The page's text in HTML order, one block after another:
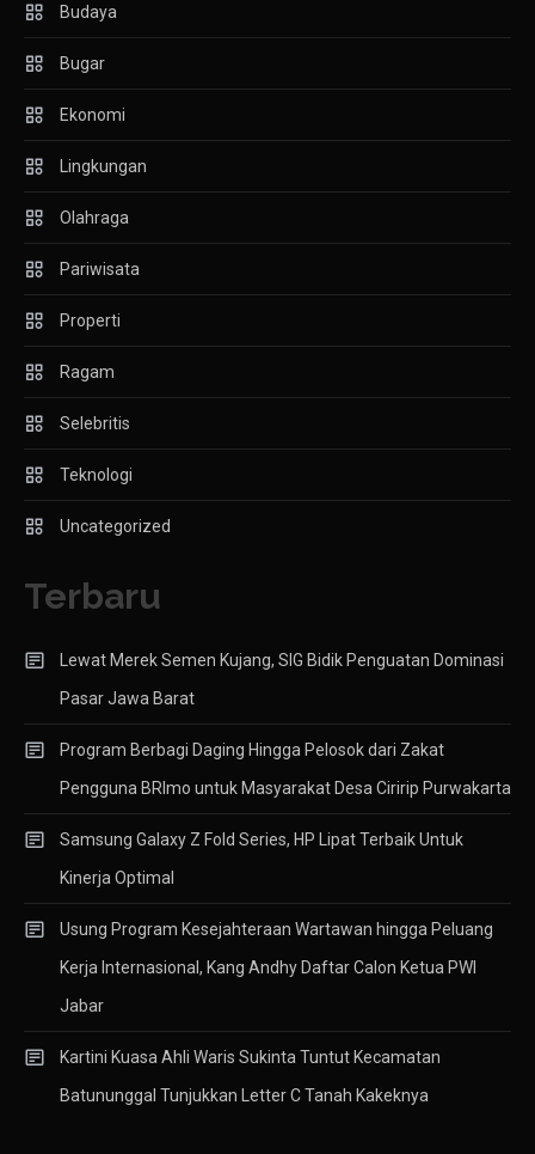
Budaya
Bugar
Ekonomi
Lingkungan
Olahraga
Pariwisata
Properti
Ragam
Selebritis
Teknologi
Uncategorized
Terbaru
Lewat Merek Semen Kujang, SIG Bidik Penguatan Dominasi
Pasar Jawa Barat
Program Berbagi Daging Hingga Pelosok dari Zakat
Pengguna BRImo untuk Masyarakat Desa Ciririp Purwakarta
Samsung Galaxy Z Fold Series, HP Lipat Terbaik Untuk
Kinerja Optimal
Usung Program Kesejahteraan Wartawan hingga Peluang
Kerja Internasional, Kang Andhy Daftar Calon Ketua PWI
Jabar
Kartini Kuasa Ahli Waris Sukinta Tuntut Kecamatan
Batununggal Tunjukkan Letter C Tanah Kakeknya